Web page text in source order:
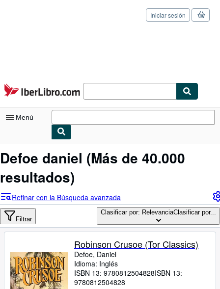
Pasar al contenido principal
IberLibro.com
Iniciar sesión
Menú
Mi cuenta
Búsqueda avanzada
Colecciones
Arte y coleccionismo
Vendedores
Defoe daniel (Más de 40.000
resultados)
Refinar con la Búsqueda avanzada
Filtrar
Clasificar por: RelevanciaClasificar por...
Robinson Crusoe (Tor Classics)
Defoe, Daniel
Idioma: Inglés
ISBN 13: 9780812504828ISBN 13:
9780812504828